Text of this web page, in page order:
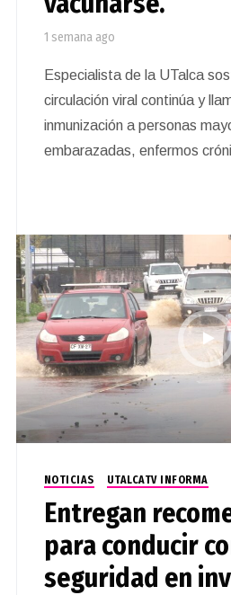
1 semana ago
Especialista de la UTalca
circulación viral continúa y
inmunización a personas
embarazadas, enfermos
NOTICIAS UTALCATV INFORMA
Entregan
para conducir
seguridad en